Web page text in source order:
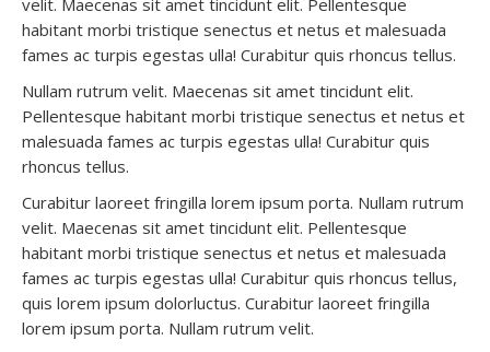
velit. Maecenas sit amet tincidunt elit. Pellentesque
habitant morbi tristique senectus et netus et malesuada
fames ac turpis egestas ulla! Curabitur quis rhoncus tellus.
Nullam rutrum velit. Maecenas sit amet tincidunt elit.
Pellentesque habitant morbi tristique senectus et netus et
malesuada fames ac turpis egestas ulla! Curabitur quis
rhoncus tellus.
Curabitur laoreet fringilla lorem ipsum porta. Nullam rutrum
velit. Maecenas sit amet tincidunt elit. Pellentesque
habitant morbi tristique senectus et netus et malesuada
fames ac turpis egestas ulla! Curabitur quis rhoncus tellus,
quis lorem ipsum dolorluctus. Curabitur laoreet fringilla
lorem ipsum porta. Nullam rutrum velit.